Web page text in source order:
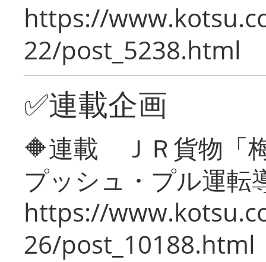
https://
22/post_5238.html
✅連載企画
🔶連載 ＪＲ貨物「
プッシュ・プル運転
https://
26/post_10188.html